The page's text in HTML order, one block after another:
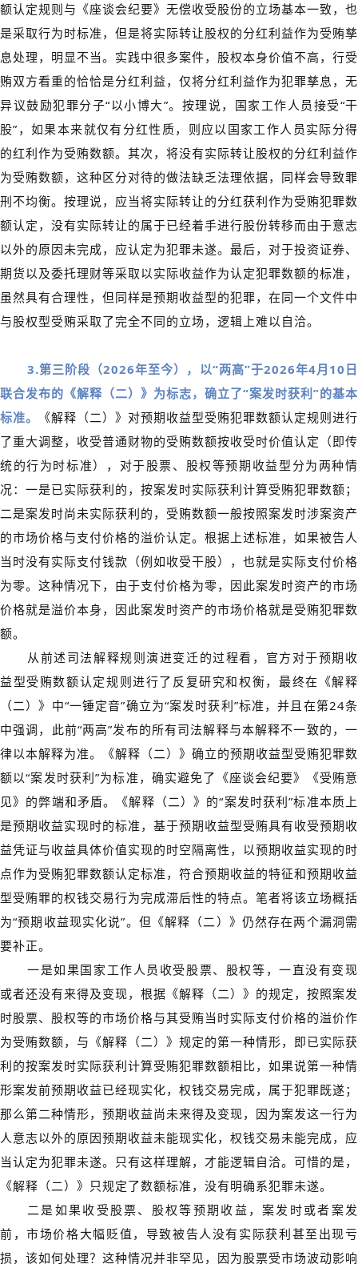
额认定规则与《座谈会纪要》无偿收受股份的立场基本一致，也
是采取行为时标准，但是将实际转让股权的分红利益作为受贿孳
息处理，明显不当。实践中很多案件，股权本身价值不高，行受
贿双方看重的恰恰是分红利益，仅将分红利益作为犯罪孳息，无
异议鼓励犯罪分子“以小博大”。按理说，国家工作人员接受“干
股”，如果本来就仅有分红性质，则应以国家工作人员实际分得
的红利作为受贿数额。其次，将没有实际转让股权的分红利益作
为受贿数额，这种区分对待的做法缺乏法理依据，同样会导致罪
刑不均衡。按理说，应当将实际转让的分红获利作为受贿犯罪数
额认定，没有实际转让的属于已经着手进行股份转移而由于意志
以外的原因未完成，应认定为犯罪未遂。最后，对于投资证券、
期货以及委托理财等采取以实际收益作为认定犯罪数额的标准，
虽然具有合理性，但同样是预期收益型的犯罪，在同一个文件中
与股权型受贿采取了完全不同的立场，逻辑上难以自洽。
3.第三阶段（2026年至今），以“两高”于2026年4月10日
联合发布的《解释（二）》为标志，确立了“案发时获利”的基本
标准。
《解释（二）》对预期收益型受贿犯罪数额认定规则进行
了重大调整，收受普通财物的受贿数额按收受时价值认定（即传
统的行为时标准），对于股票、股权等预期收益型分为两种情
况：一是已实际获利的，按案发时实际获利计算受贿犯罪数额；
二是案发时尚未实际获利的，受贿数额一般按照案发时涉案资产
的市场价格与支付价格的溢价认定。根据上述标准，如果被告人
当时没有实际支付钱款（例如收受干股），也就是实际支付价格
为零。这种情况下，由于支付价格为零，因此案发时资产的市场
价格就是溢价本身，因此案发时资产的市场价格就是受贿犯罪数
额。
从前述司法解释规则演进变迁的过程看，官方对于预期收
益型受贿数额认定规则进行了反复研究和权衡，最终在《解释
（二）》中“一锤定音”确立为“案发时获利”标准，并且在第24条
中强调，此前“两高”发布的所有司法解释与本解释不一致的，一
律以本解释为准。《解释（二）》确立的预期收益型受贿犯罪数
额以“案发时获利”为标准，确实避免了《座谈会纪要》《受贿意
见》的弊端和矛盾。《解释（二）》的“案发时获利”标准本质上
是预期收益实现时的标准，基于预期收益型受贿具有收受预期收
益凭证与收益具体价值实现的时空隔离性，以预期收益实现的时
点作为受贿犯罪数额认定标准，符合预期收益的特征和预期收益
型受贿罪的权钱交易行为完成滞后性的特点。笔者将该立场概括
为“预期收益现实化说”。但《解释（二）》仍然存在两个漏洞需
要补正。
一是如果国家工作人员收受股票、股权等，一直没有变现
或者还没有来得及变现，根据《解释（二）》的规定，按照案发
时股票、股权等的市场价格与其受贿当时实际支付价格的溢价作
为受贿数额，与《解释（二）》规定的第一种情形，即已实际获
利的按案发时实际获利计算受贿犯罪数额相比，如果说第一种情
形案发前预期收益已经现实化，权钱交易完成，属于犯罪既遂；
那么第二种情形，预期收益尚未来得及变现，因为案发这一行为
人意志以外的原因预期收益未能现实化，权钱交易未能完成，应
当认定为犯罪未遂。只有这样理解，才能逻辑自洽。可惜的是，
《解释（二）》只规定了数额标准，没有明确系犯罪未遂。
二是如果收受股票、股权等预期收益，案发时或者案发
前，市场价格大幅贬值，导致被告人没有实际获利甚至出现亏
损，该如何处理？这种情况并非罕见，因为股票受市场波动影响